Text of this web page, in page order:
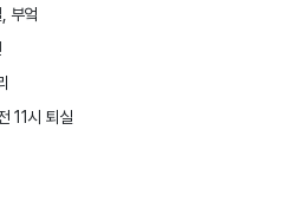
부엌
11시 퇴실